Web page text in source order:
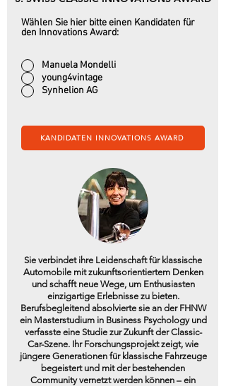
Wählen Sie hier bitte einen Kandidaten für
den Innovations Award:
Manuela Mondelli
young4vintage
Synhelion AG
KANDIDATEN INNOVATIONS AWARD
Sie verbindet ihre Leidenschaft für klassische
Automobile mit zukunftsorientiertem Denken
und schafft neue Wege, um Enthusiasten
einzigartige Erlebnisse zu bieten.
Berufsbegleitend absolvierte sie an der FHNW
ein Masterstudium in Business Psychology und
verfasste eine Studie zur Zukunft der Classic-
Car-Szene. Ihr Forschungsprojekt zeigt, wie
jüngere Generationen für klassische Fahrzeuge
begeistert und mit der bestehenden
Community vernetzt werden können – ein